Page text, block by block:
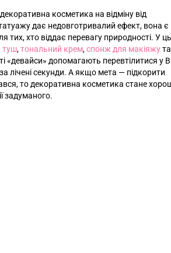
косметика на відміну від
дає недовготривалий ефект, вона є
тих, хто віддає перевагу природності. У
туш,тональний крем,спонж для макіяжу
«девайси» допомагають перевтілитися у
лічені секунди. А якщо мета — підкорити
то декоративна косметика стане
задуманого.